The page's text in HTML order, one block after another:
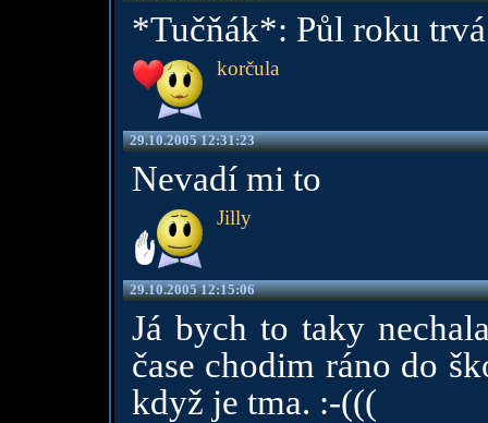
*Tučňák*: Půl roku
korčula
29.10.2005 12:31:23
Nevadí mi to
Jilly
29.10.2005 12:15:06
Já bych to taky
čase chodim ráno do
když je tma. :-(((